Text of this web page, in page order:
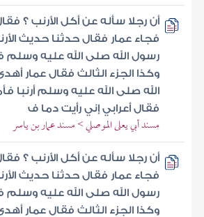
أن رجلا سأله عن أكل الأرنب ؟
فجاء عمار فقال حدثنا حديث
رسول الله صلى الله عليه
وكذا الجزء الثالث فقال عمار
الله صلى الله عليه وسلم أرنبا
فقال أعرابي إني رأيت دما ف
مسند أبي يعلى الموصلي > مسند عمار بن ياسر
أن رجلا سأله عن أكل الأرنب ؟
فجاء عمار فقال حدثنا حديث
رسول الله صلى الله عليه
وكذا الجزء الثالث فقال عمار